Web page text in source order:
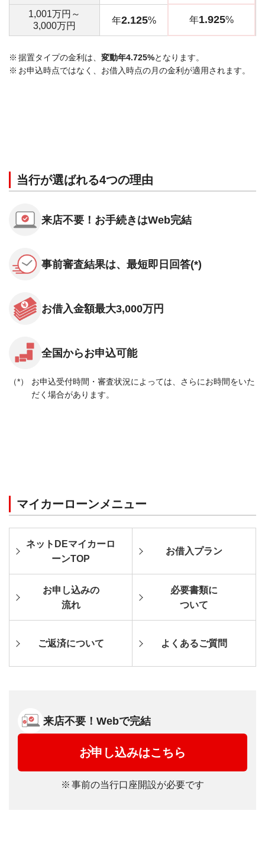
1,001万円～
3,000万円
年2.125% 年1.925%
据置タイプの金利は、 変動年4.725%となります。
お申込時点ではなく、お借入時点の月の金利が適用されます。
当行が選ばれる4つの理由
来店不要！ お手続きはWeb完結
事前審査結果は、 最短即日回答(*)
お借入金額最大3,000万円
全国からお申込可能
お申込受付時間・審査状況によっては、さらにお時間をいた
だく場合があります。
マイカーローンメニュー
ネットDEマイカーロ
ーンTOP
お借入プラン
お申し込みの
流れ
必要書類に
ついて
ご返済について よくあるご質問
来店不要！Webで完結
お申し込みはこちら
事前の当行口座開設が必要です